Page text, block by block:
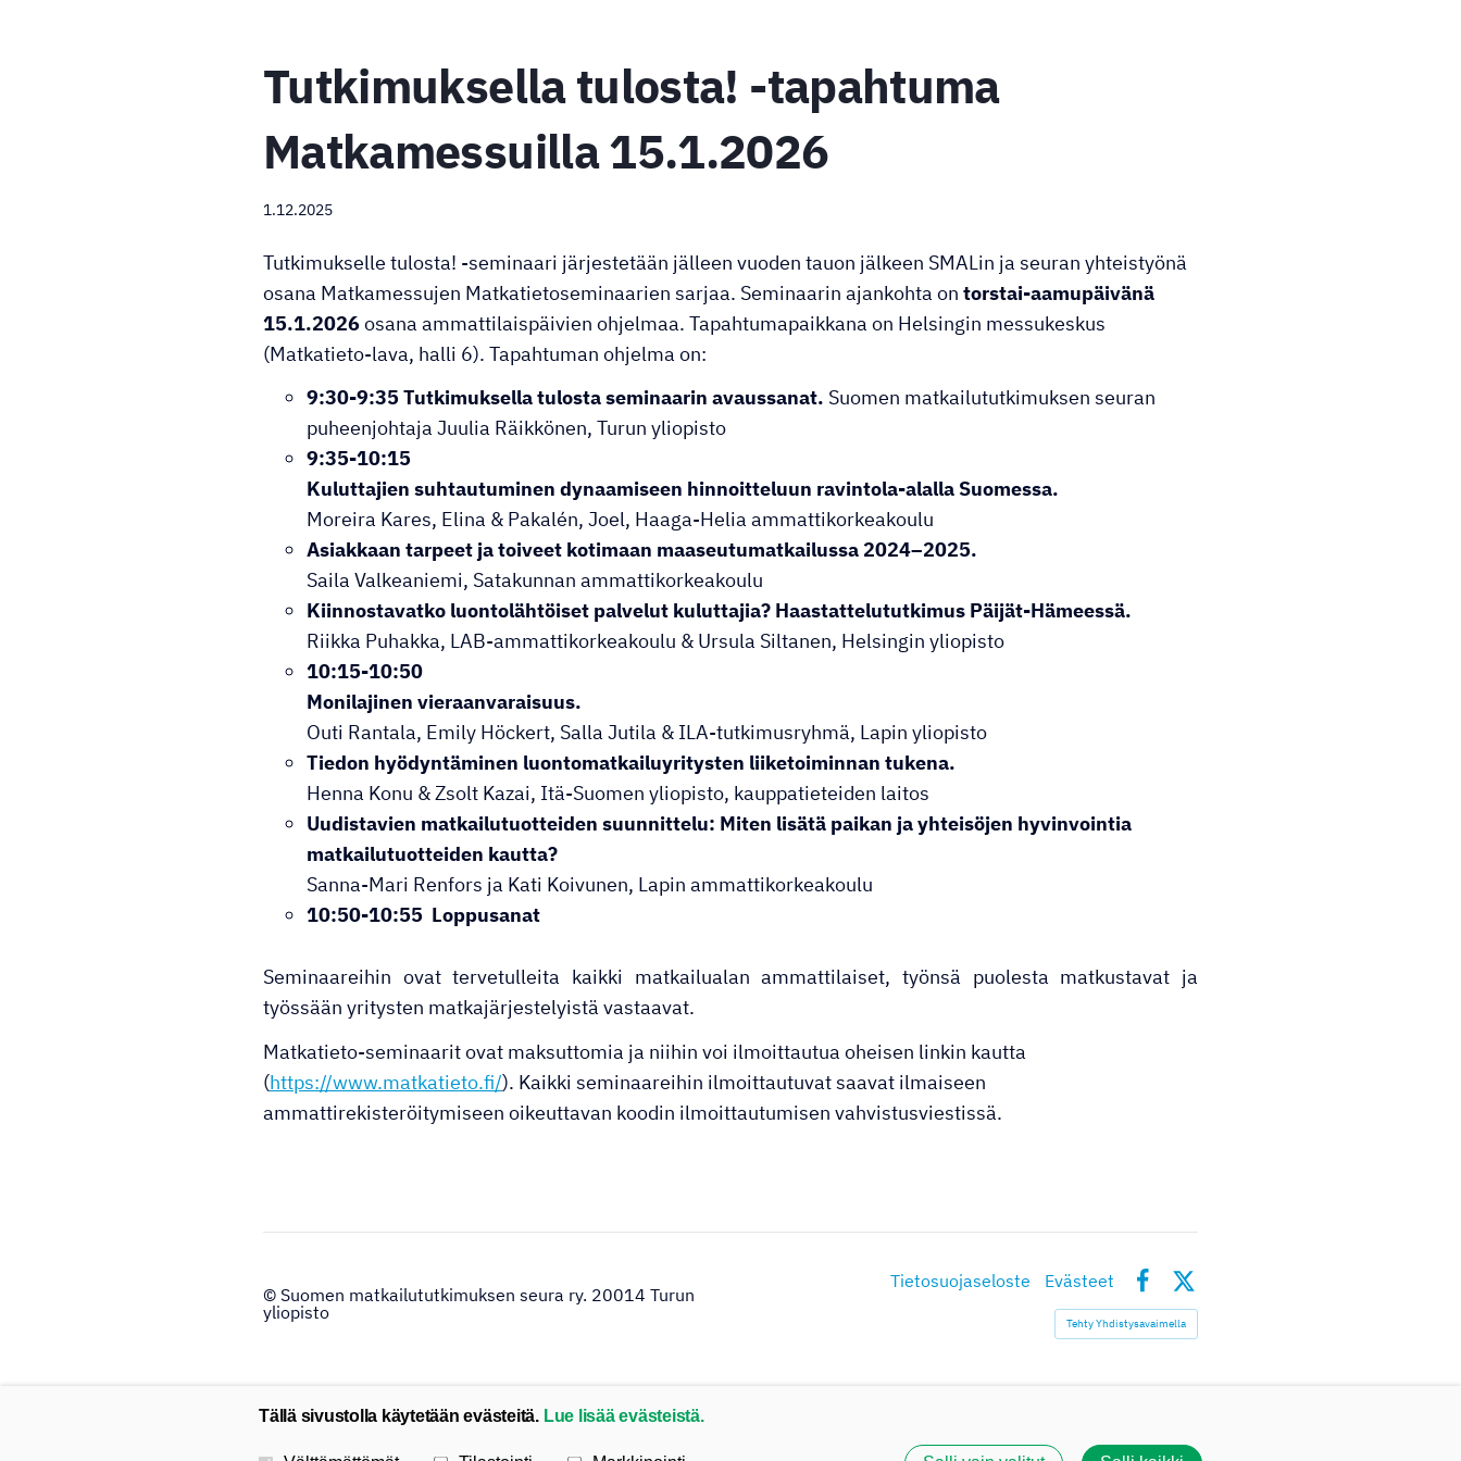
Tutkimuksella tulosta! -tapahtuma
Matkamessuilla 15.1.2026
1.12.2025
Tutkimukselle tulosta! -seminaari järjestetään jälleen vuoden tauon jälkeen SMALin ja seuran yhteistyönä
osana Matkamessujen Matkatietoseminaarien sarjaa. Seminaarin ajankohta on torstai-aamupäivänä
15.1.2026osana ammattilaispäivien ohjelmaa. Tapahtumapaikkana on Helsingin messukeskus
(Matkatieto-lava, halli 6). Tapahtuman ohjelma on:
9:30-9:35 Tutkimuksella tulosta seminaarin avaussanat. Suomen matkailututkimuksen seuran
puheenjohtaja Juulia Räikkönen, Turun yliopisto
9:35-10:15
Kuluttajien suhtautuminen dynaamiseen hinnoitteluun ravintola-alalla Suomessa.
Moreira Kares, Elina & Pakalén, Joel, Haaga-Helia ammattikorkeakoulu
Asiakkaan tarpeet ja toiveet kotimaan maaseutumatkailussa 2024–2025.
Saila Valkeaniemi, Satakunnan ammattikorkeakoulu
Kiinnostavatko luontolähtöiset palvelut kuluttajia? Haastattelututkimus Päijät-Hämeessä.
Riikka Puhakka, LAB-ammattikorkeakoulu & Ursula Siltanen, Helsingin yliopisto
10:15-10:50
Monilajinen vieraanvaraisuus.
Outi Rantala, Emily Höckert, Salla Jutila & ILA-tutkimusryhmä, Lapin yliopisto
Tiedon hyödyntäminen luontomatkailuyritysten liiketoiminnan tukena.
Henna Konu & Zsolt Kazai, Itä-Suomen yliopisto, kauppatieteiden laitos
Uudistavien matkailutuotteiden suunnittelu: Miten lisätä paikan ja yhteisöjen hyvinvointia
matkailutuotteiden kautta?
Sanna-Mari Renfors ja Kati Koivunen, Lapin ammattikorkeakoulu
10:50-10:55 Loppusanat
Seminaareihin ovat tervetulleita kaikki matkailualan ammattilaiset, työnsä puolesta matkustavat ja
työssään yritysten matkajärjestelyistä vastaavat.
Matkatieto-seminaarit ovat maksuttomia ja niihin voi ilmoittautua oheisen linkin kautta
(https://www.matkatieto.fi/). Kaikki seminaareihin ilmoittautuvat saavat ilmaiseen
ammattirekisteröitymiseen oikeuttavan koodin ilmoittautumisen vahvistusviestissä.
© Suomen matkailututkimuksen seura ry. 20014 Turun
yliopisto
Tietosuojaseloste
Evästeet
Tehty Yhdistysavaimella
Tällä sivustolla käytetään evästeitä. Lue lisää evästeistä.